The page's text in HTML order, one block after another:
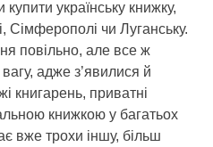
українську книжку,
Сімферополі чи Луганську.
повільно, але все ж
адже з’явилися й
книгарень, приватні
книжкою у багатьох
вже трохи іншу, більш